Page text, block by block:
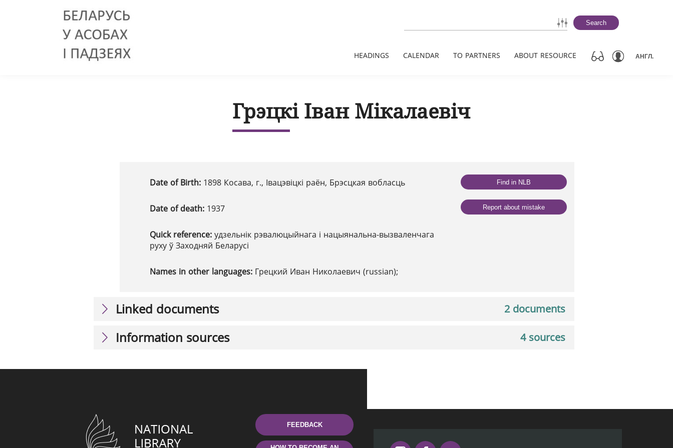
Search
HEADINGS CALENDAR TO PARTNERS ABOUT RESOURCE АНГЛ.
Грэцкі Іван Мікалаевіч
Date of Birth: 1898 Косава, г., Івацэвіцкі раён, Брэсцкая вобласць
Date of death: 1937
Quick reference: удзельнік рэвалюцыйнага і нацыянальна-вызваленчага
руху ў Заходняй Беларусі
Names in other languages: Грецкий Иван Николаевич (russian);
Find in NLB
Report about mistake
2 documents
Linked documents
4 sources
Information sources
FEEDBACK